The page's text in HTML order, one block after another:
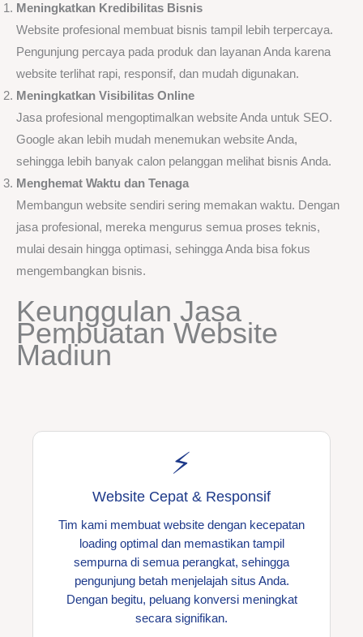
Meningkatkan Kredibilitas Bisnis
Website profesional membuat bisnis tampil lebih terpercaya.
Pengunjung percaya pada produk dan layanan Anda karena
website terlihat rapi, responsif, dan mudah digunakan.
Meningkatkan Visibilitas Online
Jasa profesional mengoptimalkan website Anda untuk SEO.
Google akan lebih mudah menemukan website Anda,
sehingga lebih banyak calon pelanggan melihat bisnis Anda.
Menghemat Waktu dan Tenaga
Membangun website sendiri sering memakan waktu. Dengan
jasa profesional, mereka mengurus semua proses teknis,
mulai desain hingga optimasi, sehingga Anda bisa fokus
mengembangkan bisnis.
Keunggulan Jasa
Pembuatan Website
Madiun
⚡
Website Cepat & Responsif
Tim kami membuat website dengan kecepatan
loading optimal dan memastikan tampil
sempurna di semua perangkat, sehingga
pengunjung betah menjelajah situs Anda.
Dengan begitu, peluang konversi meningkat
secara signifikan.